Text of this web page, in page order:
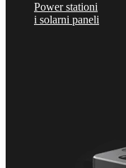
Power stationi
i solarni paneli